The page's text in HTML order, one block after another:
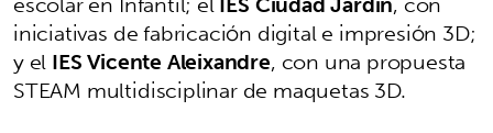
iniciativas de fabricación digital e impresión 3D;
y elIES Vicente Aleixandre, con una propuesta
STEAM multidisciplinar de maquetas 3D.